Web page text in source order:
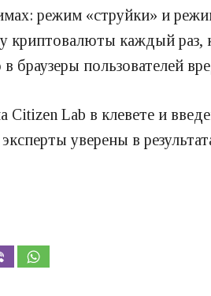
режим «струйки» и
криптовалюты каждый раз,
браузеры пользователей
Citizen Lab в клевете и
уверены в